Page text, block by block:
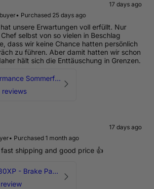
17 days ago
• Purchased 25 days ago
unsere Erwartungen voll erfüllt. Nur
selbst von so vielen in Beschlag
dass wir keine Chance hatten persönlich
zu führen. Aber damit hatten wir schon
hält sich die Enttäuschung in Grenzen.
HPerformance Sommerfest 2026
reviews
17 days ago
• Purchased 1 month ago
shipping and good price 👍
DB15030XP - Brake Pads Xtreme Performance | Front Axle
review